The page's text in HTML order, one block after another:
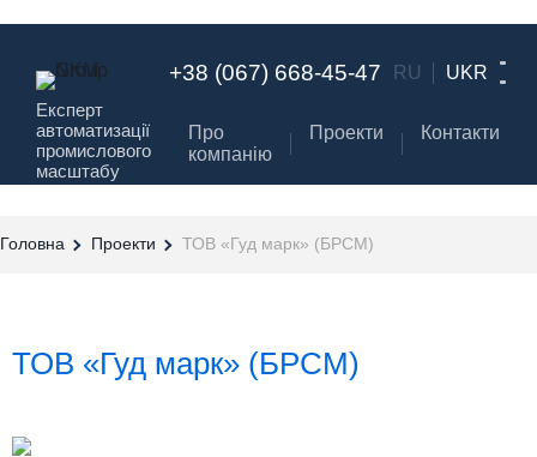
Експерт
автоматизації
промислового
масштабу
+38 (067) 668-45-47 RU UKR
Про
компанію
Проекти Контакти
Головна Проекти ТОВ «Гуд марк» (БРСМ)
ТОВ «Гуд марк» (БРСМ)